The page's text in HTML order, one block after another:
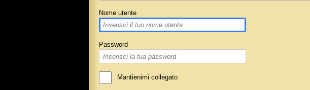
Nome utente
Password
Mantienimi collegato